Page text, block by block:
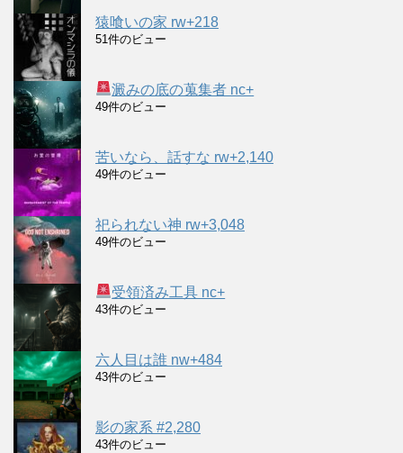
猿喰いの家 rw+218
51件のビュー
澱みの底の蒐集者 nc+
49件のビュー
苦いなら、話すな rw+2,140
49件のビュー
祀られない神 rw+3,048
49件のビュー
受領済み工具 nc+
43件のビュー
六人目は誰 nw+484
43件のビュー
影の家系 #2,280
43件のビュー